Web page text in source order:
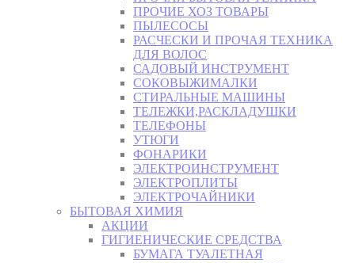
ПРОЧИЕ ХОЗ ТОВАРЫ
ПЫЛЕСОСЫ
РАСЧЕСКИ И ПРОЧАЯ ТЕХНИКА
ДЛЯ ВОЛОС
САДОВЫЙ ИНСТРУМЕНТ
СОКОВЫЖИМАЛКИ
СТИРАЛЬНЫЕ МАШИНЫ
ТЕЛЕЖКИ,РАСКЛАДУШКИ
ТЕЛЕФОНЫ
УТЮГИ
ФОНАРИКИ
ЭЛЕКТРОИНСТРУМЕНТ
ЭЛЕКТРОПЛИТЫ
ЭЛЕКТРОЧАЙНИКИ
БЫТОВАЯ ХИМИЯ
АКЦИИ
ГИГИЕНИЧЕСКИЕ СРЕДСТВА
БУМАГА ТУАЛЕТНАЯ